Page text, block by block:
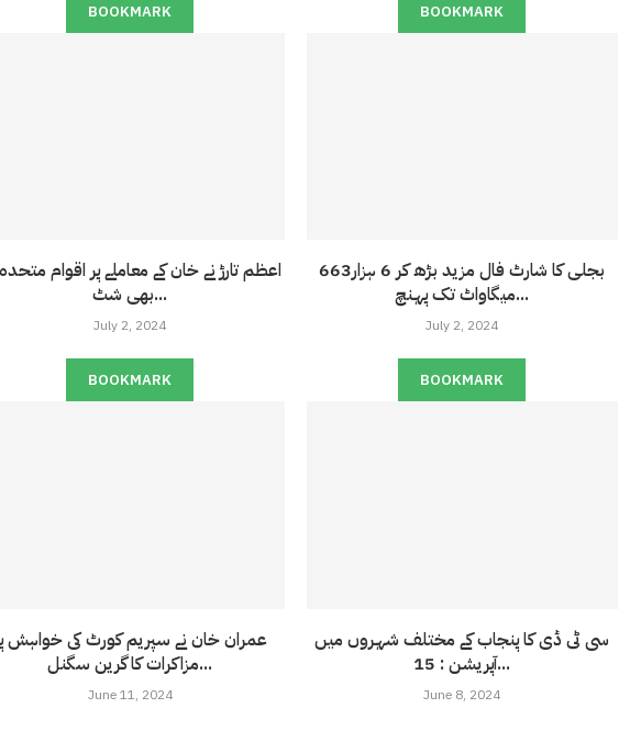
BOOKMARK
اعظم تارڑ نے خان کے معاملے پر اقوام
بھی شٹ...
July 2, 2024
BOOKMARK
بجلی کا شارٹ فال مزید بڑھ کر 6 ہزار663
میگاواٹ تک پہنچ...
July 2, 2024
BOOKMARK
عمران خان نے سپریم کورٹ کی خواہش
مزاکرات کا گرین سگنل...
June 11, 2024
BOOKMARK
سی ٹی ڈی کا پنجاب کے مختلف شہروں میں
آپریشن : 15...
June 8, 2024